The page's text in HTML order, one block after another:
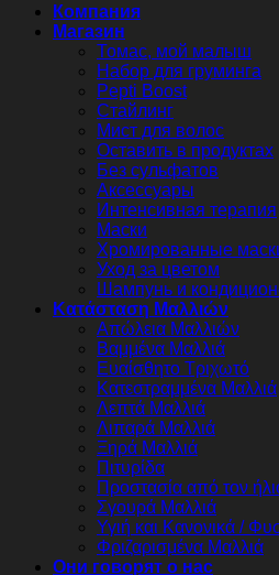
Компания
Магазин
Томас, мой малыш
Набор для груминга
Pepti Boost
Стайлинг
Мист для волос
Оставить в продуктах
Без сульфатов
Аксессуары
Интенсивная терапия
Маски
Хромированные
Уход за цветом
Шампунь и
Κατάσταση Μαλλιών
Απώλεια Μαλλιών
Βαμμένα Μαλλιά
Ευαίσθητο Τριχωτό
Κατεστραμμένα Μαλλιά
Λεπτά Μαλλιά
Λιπαρά Μαλλιά
Ξηρά Μαλλιά
Πιτυρίδα
Προστασία από τον
Σγουρά Μαλλιά
Υγιή και Κανονικά /
Φριζαρισμένα Μαλλιά
Они говорят о нас